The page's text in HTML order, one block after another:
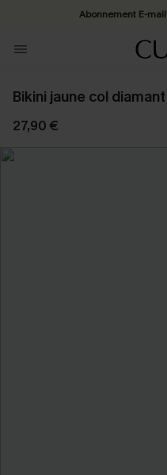
Abonnement E-
Bikini jaune col
27,90 €